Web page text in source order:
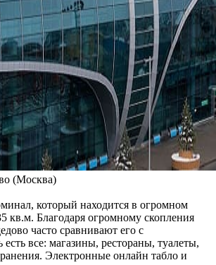
(Москва)
который находится в огромном
кв.м. Благодаря огромному скопления
часто сравнивают его с
все: магазины, рестораны, туалеты,
Электронные онлайн табло и